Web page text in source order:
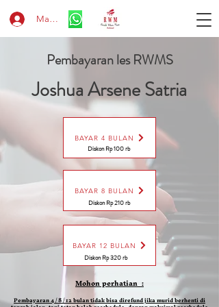
Masuk
Pembayaran les RWMS
Joshua Arsene Satria
BAYAR 4 BULAN
Diskon Rp 100 rb
BAYAR 8 BULAN
Diskon Rp 210 rb
BAYAR 12 BULAN
Diskon Rp 320 rb
Mohon perhatian :
Pembayaran 4 / 8 / 12 bulan tidak bisa direfund jika murid berhenti di